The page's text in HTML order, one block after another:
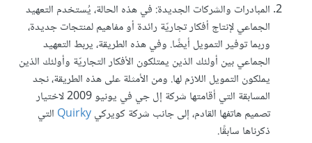
المبادرات والشركات الجديدة: في هذه الحالة، يُستخدم التعهيد
الجماعي لإنتاج أفكار تجاريّة رائدة أو مفاهيم لمنتجات جديدة،
وربما توفير التمويل أيضًا. وفي هذه الطريقة، يربط التعهيد
الجماعي بين أولئك الذين يمتلكون الأفكار التجاريّة وأولئك الذين
يملكون التمويل اللازم لها. ومن الأمثلة على هذه الطريقة، نجد
المسابقة التي أقامتها شركة إل جي في يونيو 2009 لاختيار
تصميم هاتفها القادم، إلى جانب شركة كويركيQuirky التي
ذكرناها سابقًا.